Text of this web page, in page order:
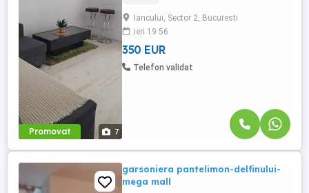
Promovat 7
Iancului, Sector 2, Bucuresti
ieri 19:56
350 EUR
Telefon validat
garsoniera pantelimon-delfinului-
mega mall